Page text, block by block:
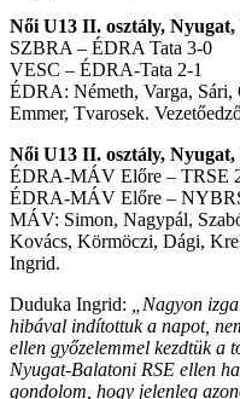
Női U13 II. osztály, Nyugat,
SZBRA – ÉDRA Tata 3-0
VESC – ÉDRA-Tata 2-1
ÉDRA: Németh, Varga, Sári,
Emmer, Tvarosek.
Női U13 II. osztály,
ÉDRA-MÁV Előre – TRSE
ÉDRA-MÁV Előre –
MÁV: Simon, Nagypál,
Kovács, Körmöczi, Dági,
Ingrid.
Duduka Ingrid: „Nagyon
hibával indítottuk a napot,
ellen győzelemmel kezdtük a
Nyugat-Balatoni RSE ellen
gondolom, hogy jelenleg